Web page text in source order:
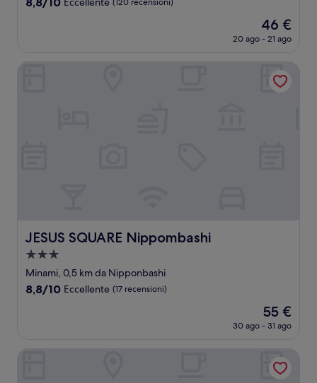
recensioni)
Il
prezzo
attuale
46 €
46 €
20 ago - 21 ago
JESUS SQUARE Nippombashi
JESUS SQUARE Nippombashi
Struttura
a
3.0
Minami, 0,5 km da Nipponbashi
8.8
recensioni)
8,8/10 Eccellente (17 recensioni)
Il
prezzo
attuale
55 €
55 €
30 ago - 31 ago